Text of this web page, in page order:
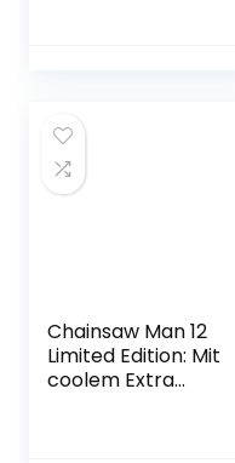
Chainsaw Man 12
Limited Edition: Mit
coolem Extra